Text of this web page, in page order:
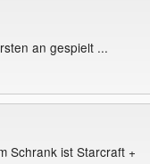
an gespielt ...
Schrank ist Starcraft +